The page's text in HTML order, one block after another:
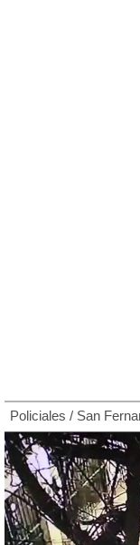
Policiales / San